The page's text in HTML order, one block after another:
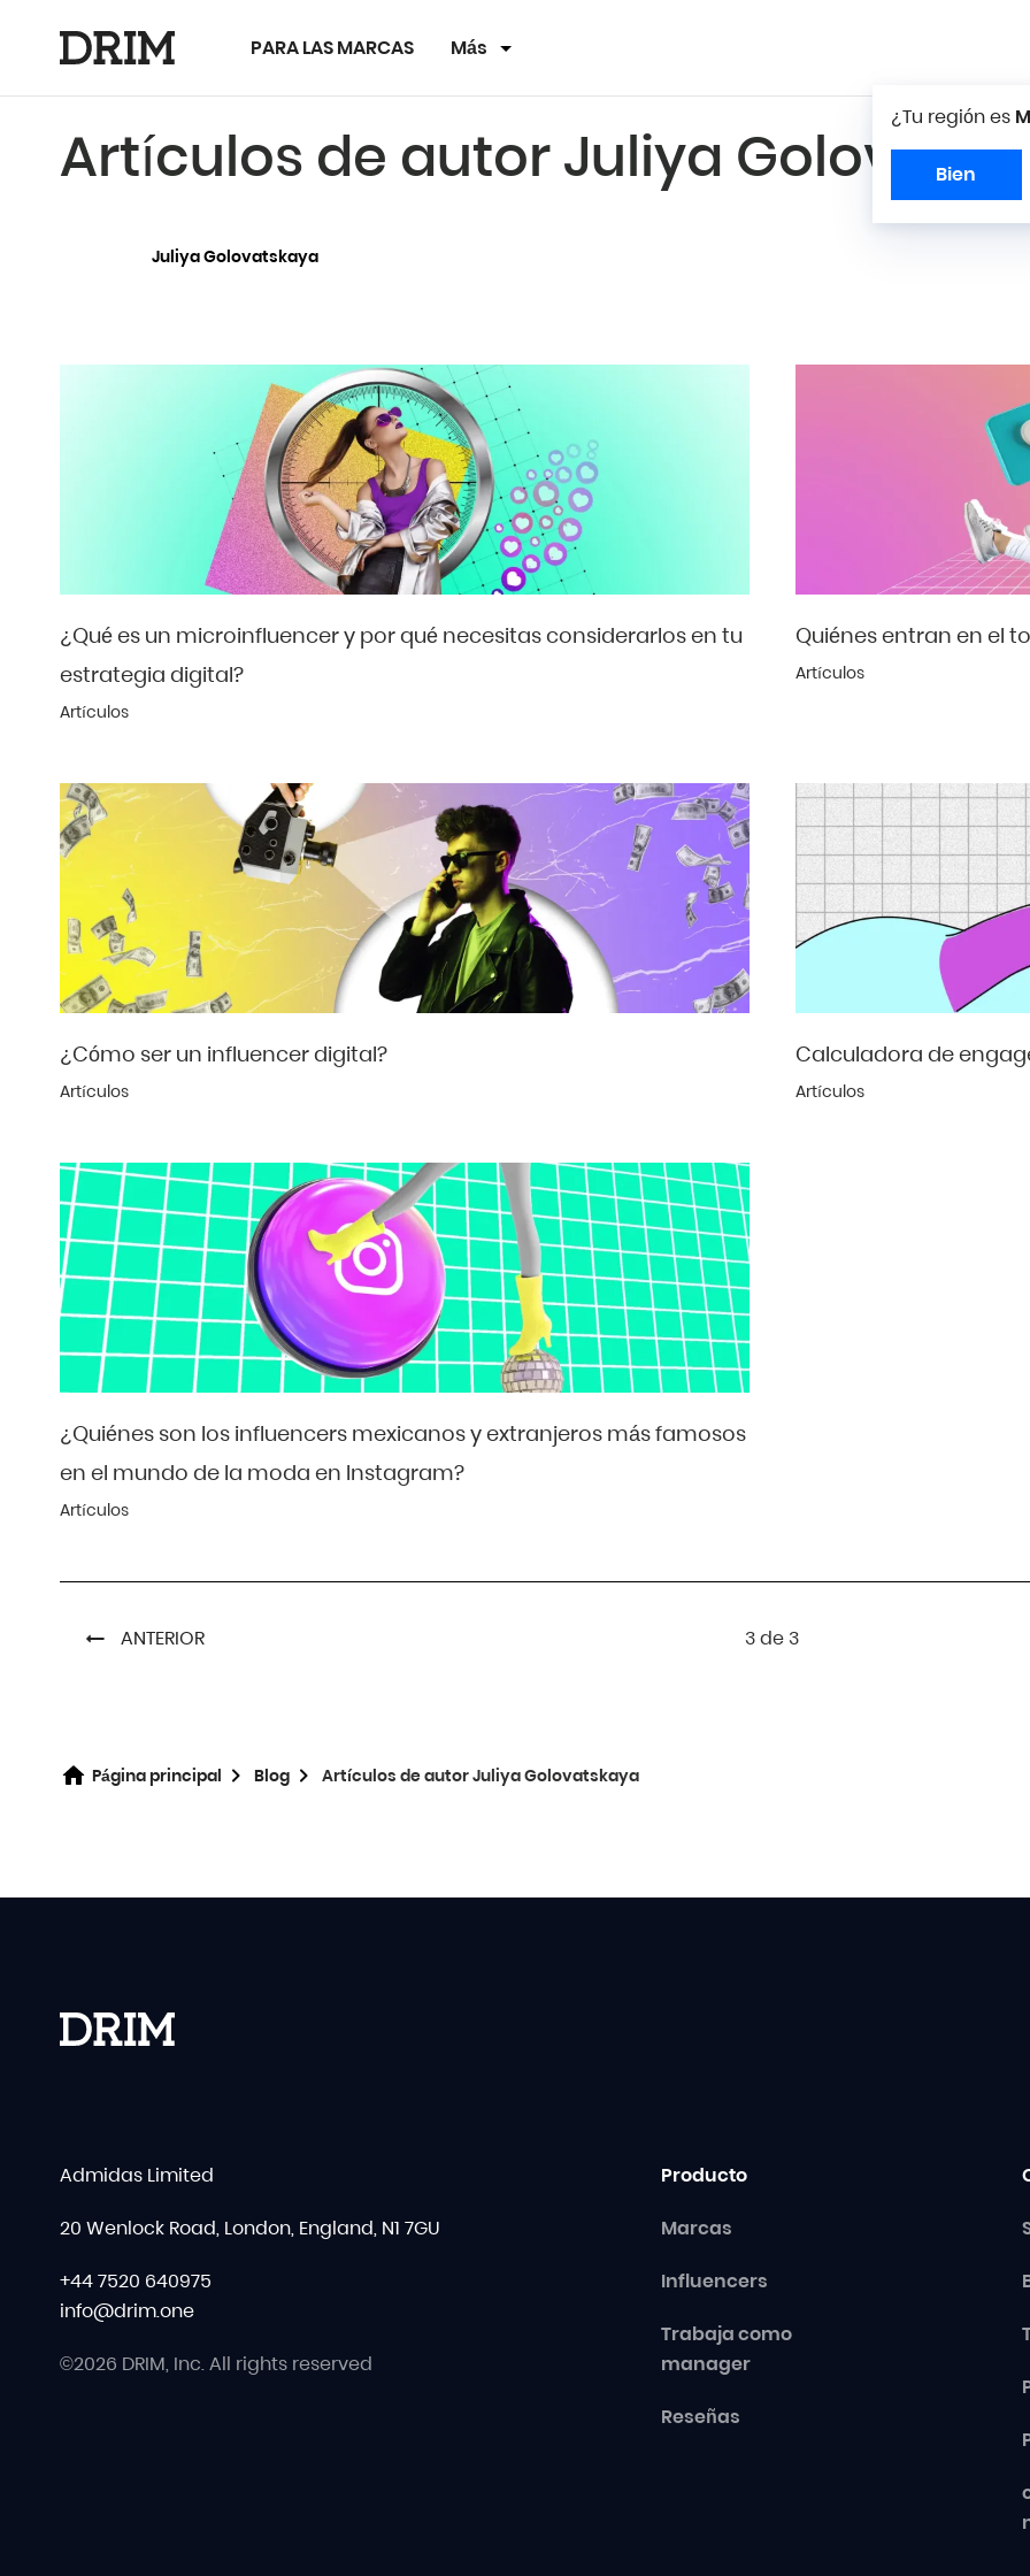
PARA LAS MARCAS Más
¿Tu región es
Bien
Artículos de autor Juliya
Juliya Golovatskaya
¿Qué es un microinfluencer y por qué necesitas considerarlos en tu
estrategia digital?
Artículos
Quiénes entran en el
Artículos
¿Cómo ser un influencer digital?
Artículos
Calculadora de
Artículos
¿Quiénes son los influencers mexicanos y extranjeros más famosos
en el mundo de la moda en Instagram?
Artículos
ANTERIOR 3 de 3
Página principal Blog Artículos de autor Juliya Golovatskaya
Admidas Limited
20 Wenlock Road, London, England, N1 7GU
+44 7520 640975
info@drim.one
©2026 DRIM, Inc. All rights reserved
Producto
Marcas
Influencers
Trabaja como
manager
Reseñas